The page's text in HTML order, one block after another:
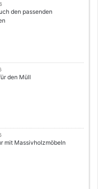
den passenden
den Müll
mit Massivholzmöbeln